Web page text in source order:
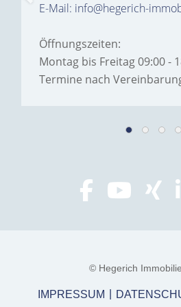
E-Mail: info@hegerich-
Öffnungszeiten:
Montag bis Freitag 09:00 -
Termine nach
© Hegerich
IMPRESSUM